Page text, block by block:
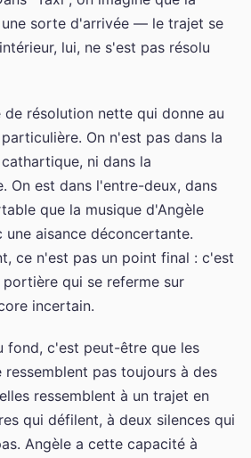
sorte d'arrivée — le trajet se
lui, ne s'est pas résolu
résolution nette qui donne au
On n'est pas dans la
ni dans la
On est dans l'entre-deux, dans
que la musique d'Angèle
une aisance déconcertante.
ce n'est pas un point final : c'est
qui se referme sur
incertain.
fond, c'est peut-être que les
ressemblent pas toujours à des
ressemblent à un trajet en
qui défilent, à deux silences qui
Angèle a cette capacité à